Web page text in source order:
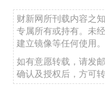
财新网所刊载内容之
专属所有或持有。未
建立镜像等任何使用。
如有意愿转载，请发
确认及授权后，方可转